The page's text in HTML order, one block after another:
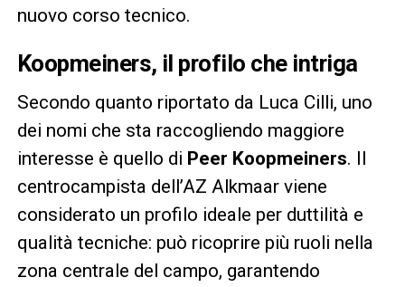
nuovo corso tecnico.
Koopmeiners, il profilo che intriga
Secondo quanto riportato da Luca Cilli, uno
dei nomi che sta raccogliendo maggiore
interesse è quello di Peer Koopmeiners. Il
centrocampista dell’AZ Alkmaar viene
considerato un profilo ideale per duttilità e
qualità tecniche: può ricoprire più ruoli nella
zona centrale del campo, garantendo